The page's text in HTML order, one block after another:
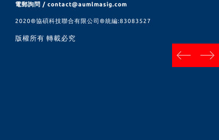
電郵詢問 / contact@aumlmasig.com
2020®︎協碩科技聯合有限公司®︎統編:83083527
版權所有 轉載必究
prev next